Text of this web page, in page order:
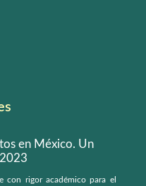
en México. Un
con rigor académico para el